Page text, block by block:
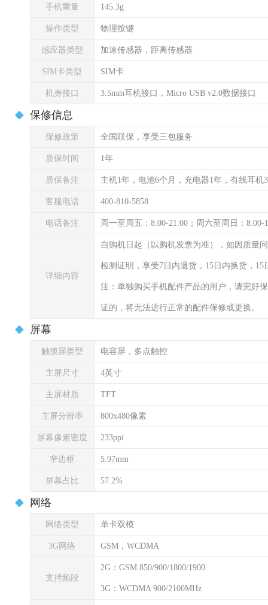
手机重量 145.3g
操作类型 物理按键
感应器类型 加速传感器，距离传感器
SIM卡类型 SIM卡
机身接口 3.5mm耳机接口，Micro USB v2.0数据接口
保修信息
保修政策 全国联保，享受三包服务
质保时间 1年
质保备注 主机1年，电池6个月，充电器1年，有线耳机
客服电话 400-810-5858
电话备注 周一至周五：8:00-21:00；周六至周日：8:00-
详细内容
自购机日起（以购机发票为准），如因质量
检测证明，享受7日内退货，15日内换货，
注：单独购买手机配件产品的用户，请完好
证的，将无法进行正常的配件保修或更换。
屏幕
触摸屏类型 电容屏，多点触控
主屏尺寸 4英寸
主屏材质 TFT
主屏分辨率 800x480像素
屏幕像素密度 233ppi
窄边框 5.97mm
屏幕占比 57.2%
网络
网络类型 单卡双模
3G网络 GSM，WCDMA
支持频段
2G：GSM 850/900/1800/1900
3G：WCDMA 900/2100MHz